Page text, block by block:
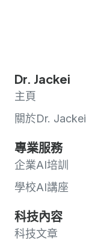
Dr. Jackei
主頁
關於Dr. Jackei
專業服務
企業AI培訓
學校AI講座
科技內容
科技文章